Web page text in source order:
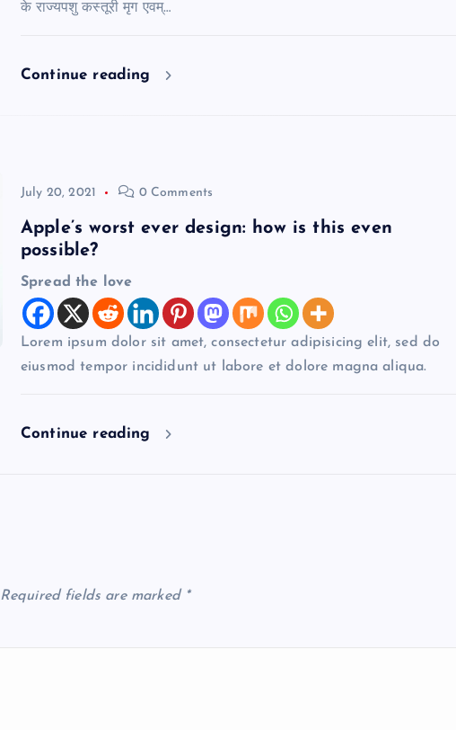
के राज्यपशु कस्तूरी मृग एवम्…
Continue reading
July 20, 2021 0 Comments
Apple’s worst ever design: how is this even
possible?
Spread the love
Lorem ipsum dolor sit amet, consectetur adipisicing elit, sed do
eiusmod tempor incididunt ut labore et dolore magna aliqua.
Continue reading
Required fields are marked *